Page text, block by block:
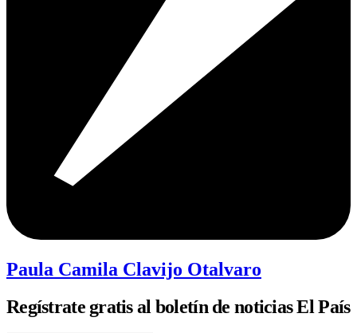
Paula Camila Clavijo Otalvaro
Regístrate gratis al boletín de noticias El País